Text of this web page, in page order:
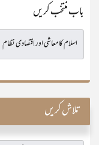
باب منتخب کریں
تلاش کریں